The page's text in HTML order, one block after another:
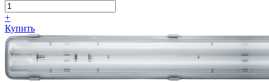
+
Купить